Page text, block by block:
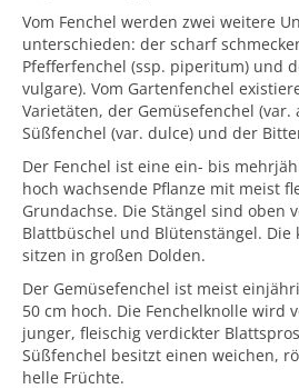
Vom Fenchel werden zwei weitere
unterschieden: der scharf
Pfefferfenchel (ssp. piperitum) und
vulgare). Vom Gartenfenchel
Varietäten, der Gemüsefenchel (var.
Süßfenchel (var. dulce) und der
Der Fenchel ist eine ein- bis
hoch wachsende Pflanze mit meist
Grundachse. Die Stängel sind oben
Blattbüschel und Blütenstängel. Die
sitzen in großen Dolden.
Der Gemüsefenchel ist meist
50 cm hoch. Die Fenchelknolle wird
junger, fleischig verdickter
Süßfenchel besitzt einen weichen,
helle Früchte.